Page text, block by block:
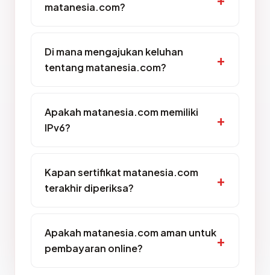
matanesia.com?
Di mana mengajukan keluhan
tentang matanesia.com?
Apakah matanesia.com memiliki
IPv6?
Kapan sertifikat matanesia.com
terakhir diperiksa?
Apakah matanesia.com aman untuk
pembayaran online?